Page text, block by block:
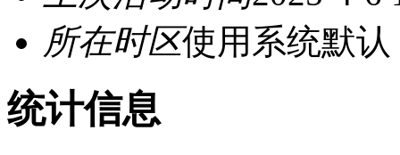
所在时区使用系统默认
统计信息